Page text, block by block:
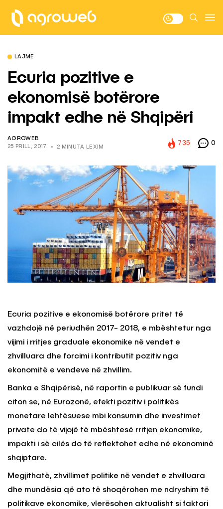
LAJME
Ecuria pozitive e
ekonomisë botërore
impakt edhe në Shqipëri
AGROWEB
25 PRILL, 2017
2 MINUTA LEXIM
735 0
Ecuria pozitive e ekonomisë botërore pritet të
vazhdojë në periudhën 2017- 2018, e mbështetur nga
vijimi i rritjes graduale ekonomike në vendet e
zhvilluara dhe forcimi i kontributit pozitiv nga
ekonomitë e vendeve në zhvillim.
Banka e Shqipërisë, në raportin e publikuar së fundi
citon se, në Eurozonë, efekti pozitiv i politikës
monetare lehtësuese mbi konsumin dhe investimet
private do të vijojë të mbështesë rritjen ekonomike,
impakti i së cilës do të reflektohet edhe në ekonominë
shqiptare.
Megjithatë, zhvillimet politike në vendet e zhvilluara
dhe mundësia që ato të shoqërohen me ndryshim të
politikave ekonomike, vlerësohen aktualisht si faktori